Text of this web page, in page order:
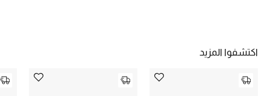
الملابس الرياضية النسائية
اكتشفوا المزيد